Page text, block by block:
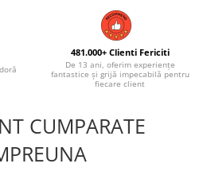
481.000+ Clienti Fericiti
De 13 ani, oferim experiențe
fantastice și grijă impecabilă pentru
fiecare client
CUMPARATE